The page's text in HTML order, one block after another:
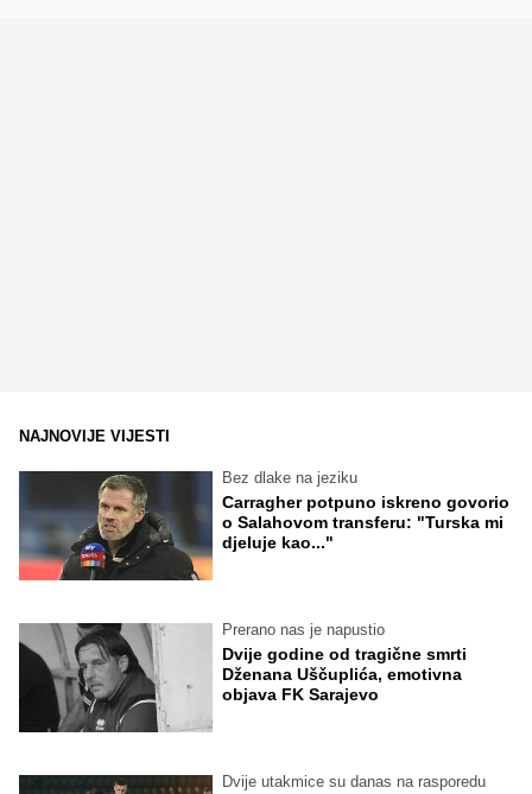
NAJNOVIJE VIJESTI
Bez dlake na jeziku
Carragher potpuno iskreno govorio
o Salahovom transferu: "Turska mi
djeluje kao..."
Prerano nas je napustio
Dvije godine od tragične smrti
Dženana Uščuplića, emotivna
objava FK Sarajevo
Dvije utakmice su danas na rasporedu